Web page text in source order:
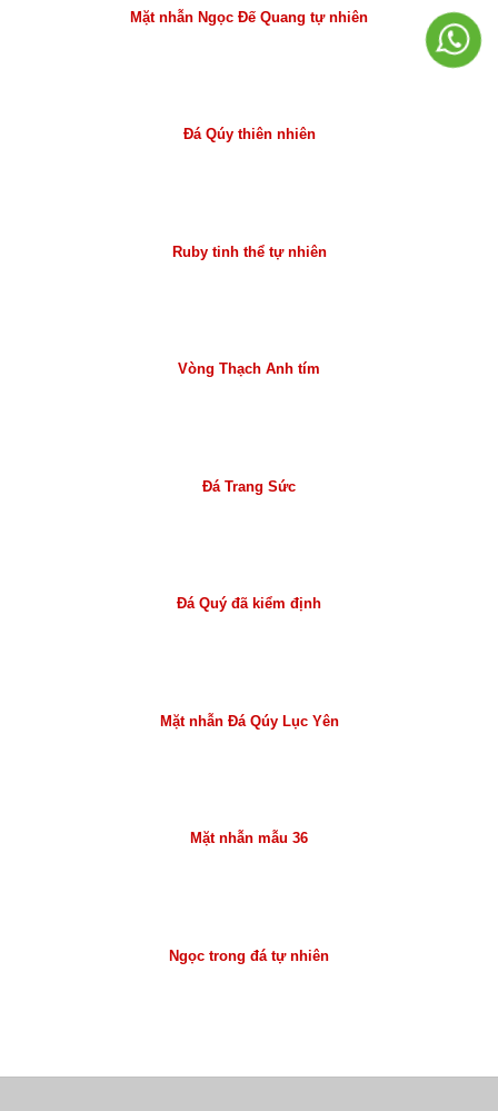
Mặt nhẫn Ngọc Đế Quang tự nhiên
Đá Qúy thiên nhiên
Ruby tinh thể tự nhiên
Vòng Thạch Anh tím
Đá Trang Sức
Đá Quý đã kiểm định
Mặt nhẫn Đá Qúy Lục Yên
Mặt nhẫn mẫu 36
Ngọc trong đá tự nhiên